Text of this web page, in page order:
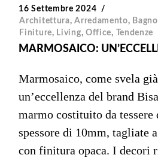
16 Settembre 2024
Architettura,Arredamento, Bagno
Finiture, Living, Office, Tendenze
MARMOSAICO:
Marmosaico, come svela
un’eccellenza del brand
marmo costituito da
spessore di 10mm, tagliate
con finitura opaca. I decori